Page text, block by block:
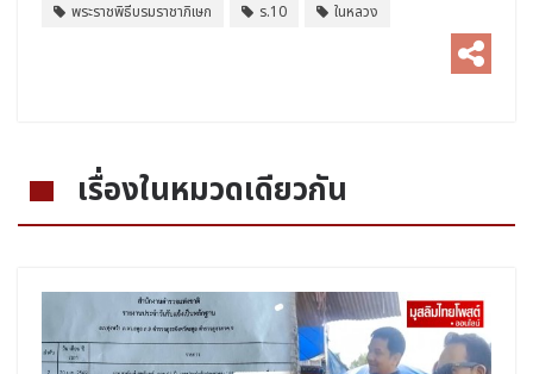
พระราชพิธีบรมราชาภิเษก ร.10 ในหลวง
เรื่องในหมวดเดียวกัน